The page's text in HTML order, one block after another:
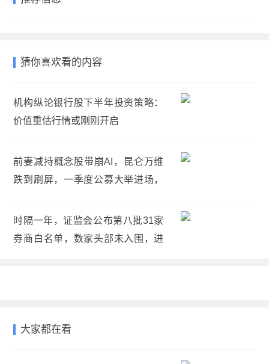
猜你喜欢看的内容
机构纵论银行股下半年投资策略：
价值重估行情或刚刚开启
前妻减持概念股带崩AI，昆仑万维
跌到刷屏，一季度公募大举进场，
时隔一年，证监会公布第八批31家
券商白名单，数家头部未入围，进
大家都在看